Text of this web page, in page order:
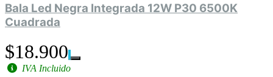
Bala Led Negra Integrada 12W P30 6500K
Cuadrada
$18.900
IVA Incluido